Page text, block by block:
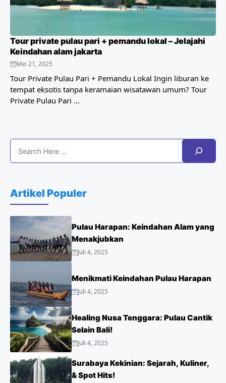
Tour private pulau pari + pemandu lokal – Jelajahi
Keindahan alam jakarta
Mei 21, 2025
Tour Private Pulau Pari + Pemandu Lokal Ingin liburan ke
tempat eksotis tanpa keramaian wisatawan umum? Tour
Private Pulau Pari ...
Search
Artikel Populer
Pulau Harapan: Keindahan Alam yang
Menakjubkan
Juli 4, 2025
Menikmati Keindahan Pulau Harapan
Juli 4, 2025
Healing Nusa Tenggara: Pulau Cantik
Selain Bali!
Juli 4, 2025
Surabaya Kekinian: Sejarah, Kuliner,
& Spot Hits!